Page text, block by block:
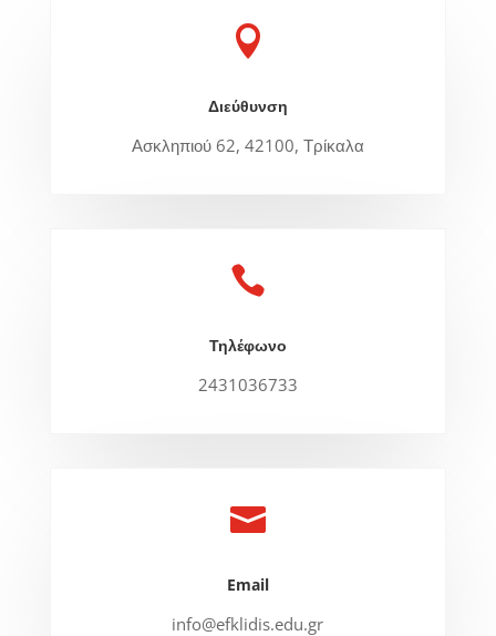

Διεύθυνση
Ασκληπιού 62, 42100, Τρίκαλα

Τηλέφωνο
2431036733

Email
info@efklidis.edu.gr